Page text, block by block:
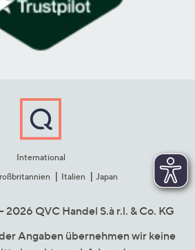
International
Italien Japan
QVC Handel S.à r.l. & Co. KG
Angaben übernehmen wir keine